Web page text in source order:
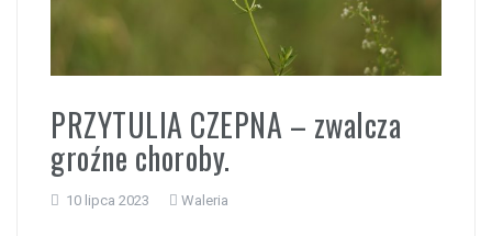
PRZYTULIA CZEPNA – zwalcza
groźne choroby.
10 lipca 2023 Waleria